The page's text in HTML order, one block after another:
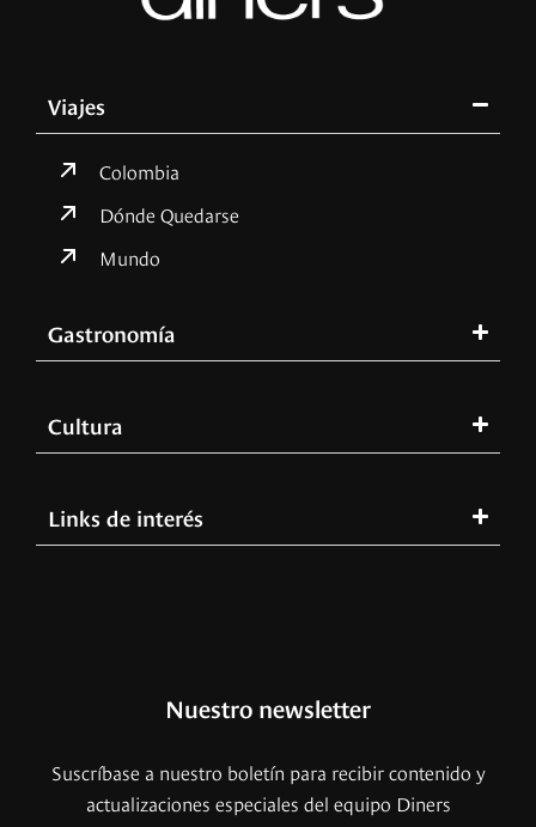
Viajes
Colombia
Dónde Quedarse
Mundo
Gastronomía
Cultura
Links de interés
Nuestro newsletter
Suscríbase a nuestro boletín para recibir contenido y
actualizaciones especiales del equipo Diners